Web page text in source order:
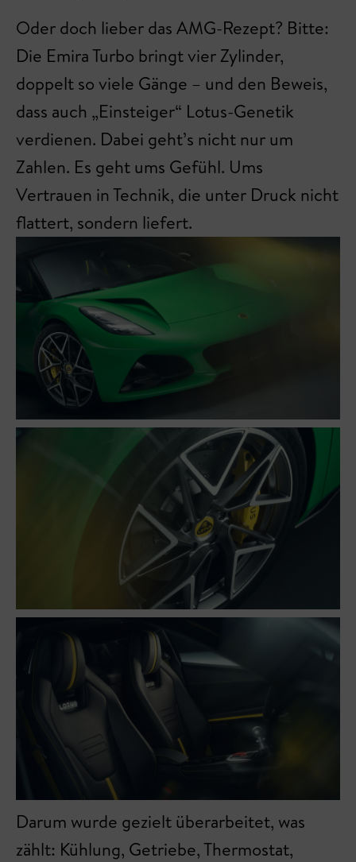
Oder doch lieber das AMG-Rezept? Bitte:
Die Emira Turbo bringt vier Zylinder,
doppelt so viele Gänge – und den Beweis,
dass auch „Einsteiger“ Lotus-Genetik
verdienen. Dabei geht’s nicht nur um
Zahlen. Es geht ums Gefühl. Ums
Vertrauen in Technik, die unter Druck nicht
flattert, sondern liefert.
Darum wurde gezielt überarbeitet, was
zählt: Kühlung, Getriebe, Thermostat,